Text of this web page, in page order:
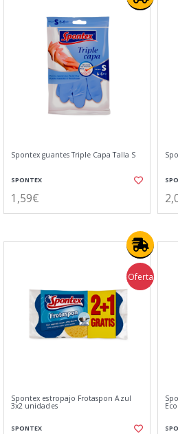
Spontex guantes Triple Capa Talla S
SPONTEX
1,59€
Oferta
Spontex estropajo Frotaspon Azul
3x2 unidades
SPONTEX